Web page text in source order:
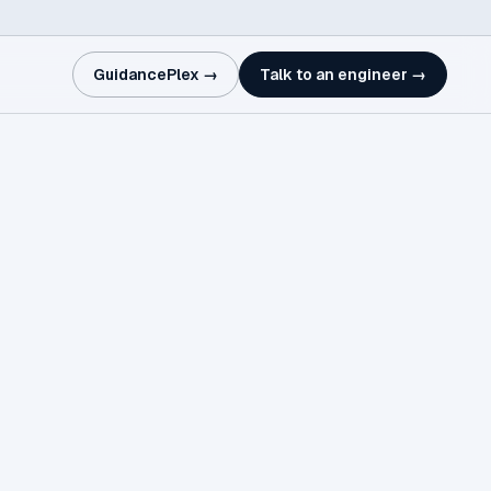
GuidancePlex → Talk to an engineer →